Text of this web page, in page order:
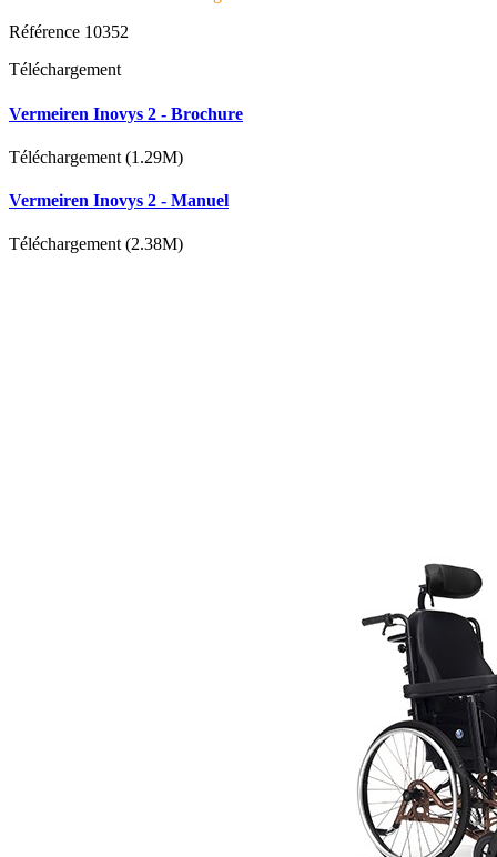
Référence 10352
Téléchargement
Vermeiren Inovys 2 - Brochure
Téléchargement (1.29M)
Vermeiren Inovys 2 - Manuel
Téléchargement (2.38M)